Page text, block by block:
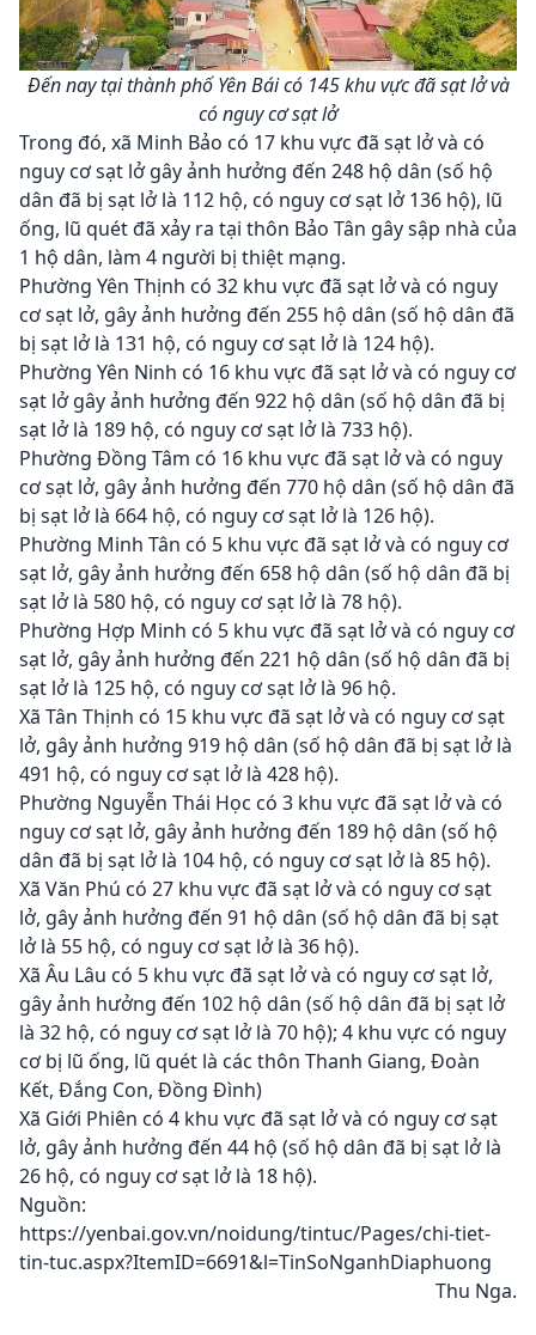
Đến nay tại thành phố Yên Bái có 145 khu vực đã sạt lở và
có nguy cơ sạt lở
Trong đó, xã Minh Bảo có 17 khu vực đã sạt lở và có
nguy cơ sạt lở gây ảnh hưởng đến 248 hộ dân (số hộ
dân đã bị sạt lở là 112 hộ, có nguy cơ sạt lở 136 hộ), lũ
ống, lũ quét đã xảy ra tại thôn Bảo Tân gây sập nhà của
1 hộ dân, làm 4 người bị thiệt mạng.
Phường Yên Thịnh có 32 khu vực đã sạt lở và có nguy
cơ sạt lở, gây ảnh hưởng đến 255 hộ dân (số hộ dân đã
bị sạt lở là 131 hộ, có nguy cơ sạt lở là 124 hộ).
Phường Yên Ninh có 16 khu vực đã sạt lở và có nguy cơ
sạt lở gây ảnh hưởng đến 922 hộ dân (số hộ dân đã bị
sạt lở là 189 hộ, có nguy cơ sạt lở là 733 hộ).
Phường Đồng Tâm có 16 khu vực đã sạt lở và có nguy
cơ sạt lở, gây ảnh hưởng đến 770 hộ dân (số hộ dân đã
bị sạt lở là 664 hộ, có nguy cơ sạt lở là 126 hộ).
Phường Minh Tân có 5 khu vực đã sạt lở và có nguy cơ
sạt lở, gây ảnh hưởng đến 658 hộ dân (số hộ dân đã bị
sạt lở là 580 hộ, có nguy cơ sạt lở là 78 hộ).
Phường Hợp Minh có 5 khu vực đã sạt lở và có nguy cơ
sạt lở, gây ảnh hưởng đến 221 hộ dân (số hộ dân đã bị
sạt lở là 125 hộ, có nguy cơ sạt lở là 96 hộ.
Xã Tân Thịnh có 15 khu vực đã sạt lở và có nguy cơ sạt
lở, gây ảnh hưởng 919 hộ dân (số hộ dân đã bị sạt lở là
491 hộ, có nguy cơ sạt lở là 428 hộ).
Phường Nguyễn Thái Học có 3 khu vực đã sạt lở và có
nguy cơ sạt lở, gây ảnh hưởng đến 189 hộ dân (số hộ
dân đã bị sạt lở là 104 hộ, có nguy cơ sạt lở là 85 hộ).
Xã Văn Phú có 27 khu vực đã sạt lở và có nguy cơ sạt
lở, gây ảnh hưởng đến 91 hộ dân (số hộ dân đã bị sạt
lở là 55 hộ, có nguy cơ sạt lở là 36 hộ).
Xã Âu Lâu có 5 khu vực đã sạt lở và có nguy cơ sạt lở,
gây ảnh hưởng đến 102 hộ dân (số hộ dân đã bị sạt lở
là 32 hộ, có nguy cơ sạt lở là 70 hộ); 4 khu vực có nguy
cơ bị lũ ống, lũ quét là các thôn Thanh Giang, Đoàn
Kết, Đắng Con, Đồng Đình)
Xã Giới Phiên có 4 khu vực đã sạt lở và có nguy cơ sạt
lở, gây ảnh hưởng đến 44 hộ (số hộ dân đã bị sạt lở là
26 hộ, có nguy cơ sạt lở là 18 hộ).
Nguồn:
https://yenbai.gov.vn/noidung/tintuc/Pages/chi-tiet-
tin-tuc.aspx?ItemID=6691&l=TinSoNganhDiaphuong
Thu Nga.